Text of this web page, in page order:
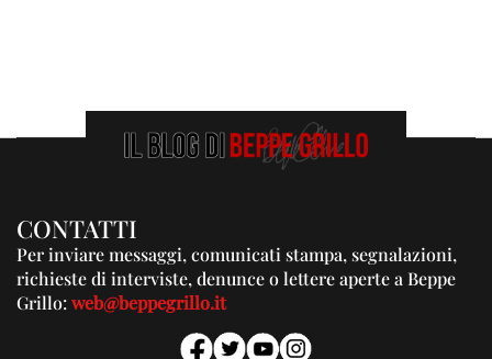
CONTATTI
Per inviare messaggi, comunicati stampa, segnalazioni,
richieste di interviste, denunce o lettere aperte a Beppe
Grillo:web@beppegrillo.it